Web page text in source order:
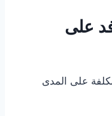
على
على المدى